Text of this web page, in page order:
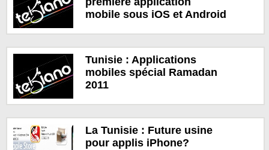
mobile sous iOS et Android
Tunisie : Applications
mobiles spécial Ramadan
2011
La Tunisie : Future usine
pour applis iPhone?